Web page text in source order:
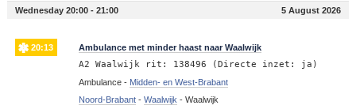
Wednesday 20:00 - 21:00 5 August 2026
20:13 Ambulance met minder haast naar Waalwijk
A2 Waalwijk rit: 138496 (Directe inzet: ja)
Ambulance - Midden- en West-Brabant
Noord-Brabant- Waalwijk - Waalwijk